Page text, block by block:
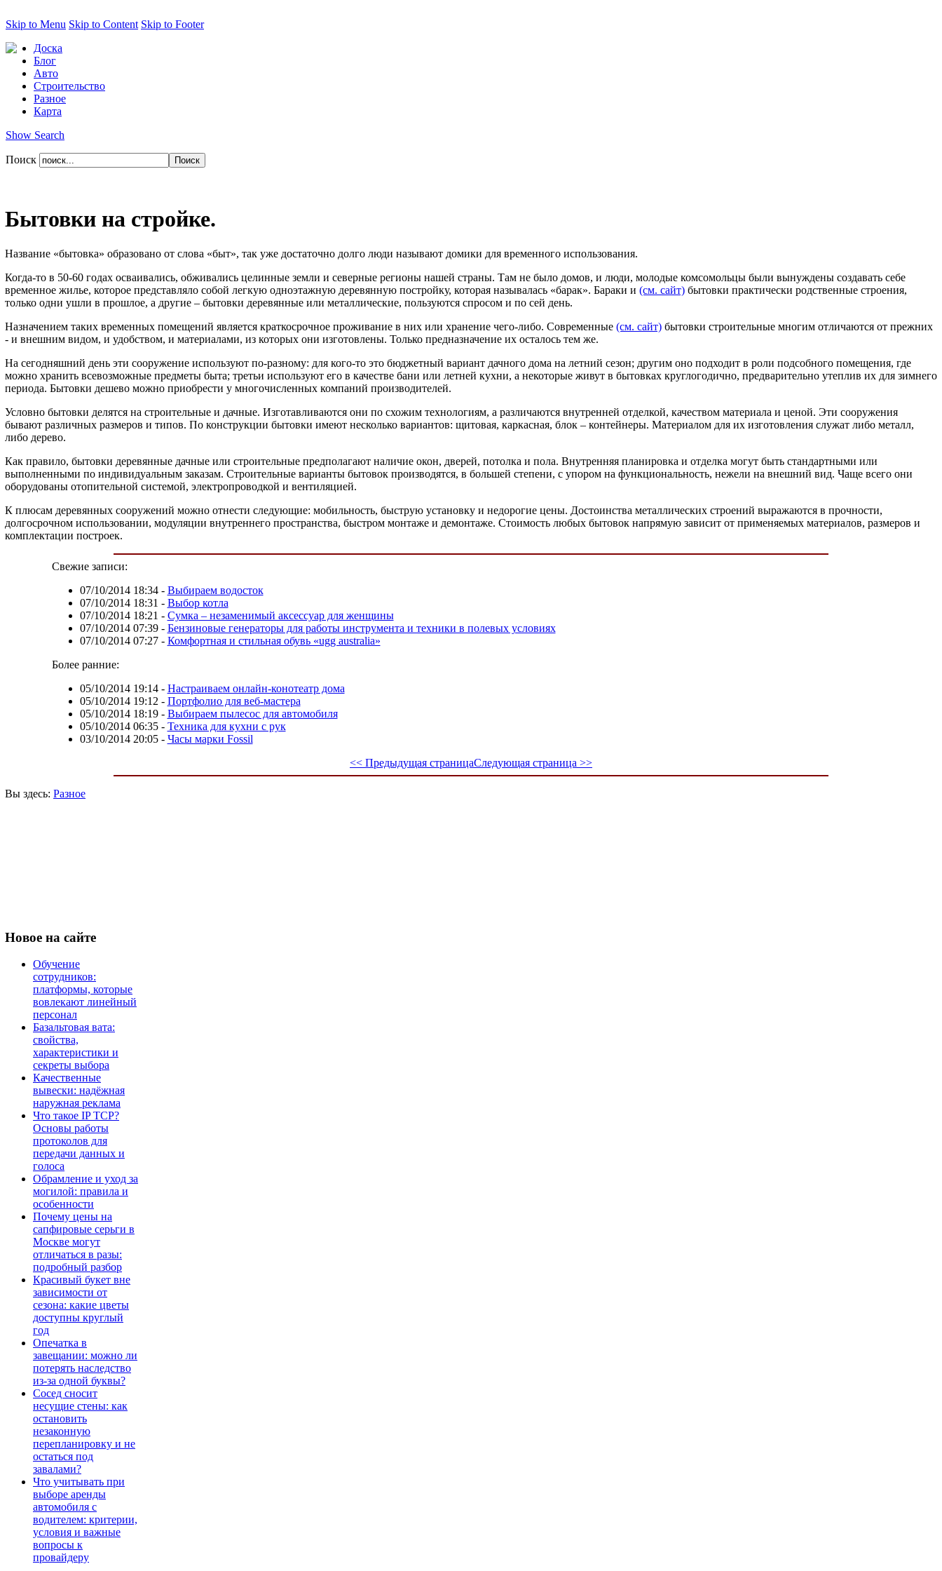
Skip to Menu Skip to Content Skip to Footer
Доска
Блог
Авто
Строительство
Разное
Карта
Show Search
Поиск
Бытовки на стройке.
Название «бытовка» образовано от слова «быт», так уже достаточно долго люди называют домики для временного использования.
Когда-то в 50-60 годах осваивались, обживались целинные земли и северные регионы нашей страны. Там не было домов, и люди, молодые комсомольцы были вынуждены создавать себе
временное жилье, которое представляло собой легкую одноэтажную деревянную постройку, которая называлась «барак». Бараки и (см. сайт) бытовки практически родственные строения,
только одни ушли в прошлое, а другие – бытовки деревянные или металлические, пользуются спросом и по сей день.
Назначением таких временных помещений является краткосрочное проживание в них или хранение чего-либо. Современные (см. сайт) бытовки строительные многим отличаются от прежних
- и внешним видом, и удобством, и материалами, из которых они изготовлены. Только предназначение их осталось тем же.
На сегодняшний день эти сооружение используют по-разному: для кого-то это бюджетный вариант дачного дома на летний сезон; другим оно подходит в роли подсобного помещения, где
можно хранить всевозможные предметы быта; третьи используют его в качестве бани или летней кухни, а некоторые живут в бытовках круглогодично, предварительно утеплив их для зимнего
периода. Бытовки дешево можно приобрести у многочисленных компаний производителей.
Условно бытовки делятся на строительные и дачные. Изготавливаются они по схожим технологиям, а различаются внутренней отделкой, качеством материала и ценой. Эти сооружения
бывают различных размеров и типов. По конструкции бытовки имеют несколько вариантов: щитовая, каркасная, блок – контейнеры. Материалом для их изготовления служат либо металл,
либо дерево.
Как правило, бытовки деревянные дачные или строительные предполагают наличие окон, дверей, потолка и пола. Внутренняя планировка и отделка могут быть стандартными или
выполненными по индивидуальным заказам. Строительные варианты бытовок производятся, в большей степени, с упором на функциональность, нежели на внешний вид. Чаще всего они
оборудованы отопительной системой, электропроводкой и вентиляцией.
К плюсам деревянных сооружений можно отнести следующие: мобильность, быструю установку и недорогие цены. Достоинства металлических строений выражаются в прочности,
долгосрочном использовании, модуляции внутреннего пространства, быстром монтаже и демонтаже. Стоимость любых бытовок напрямую зависит от применяемых материалов, размеров и
комплектации построек.
Свежие записи:
07/10/2014 18:34- Выбираем водосток
07/10/2014 18:31 - Выбор котла
07/10/2014 18:21 - Сумка – незаменимый аксессуар для женщины
07/10/2014 07:39- Бензиновые генераторы для работы инструмента и техники в полевых условиях
07/10/2014 07:27- Комфортная и стильная обувь «ugg australia»
Более ранние:
05/10/2014 19:14- Настраиваем онлайн-конотеатр дома
05/10/2014 19:12 - Портфолио для веб-мастера
05/10/2014 18:19- Выбираем пылесос для автомобиля
05/10/2014 06:35- Техника для кухни с рук
03/10/2014 20:05- Часы марки Fossil
<< Предыдущая страницаСледующая страница >>
Вы здесь: Разное
Новое на сайте
Обучение
сотрудников:
платформы, которые
вовлекают линейный
персонал
Базальтовая вата:
свойства,
характеристики и
секреты выбора
Качественные
вывески: надёжная
наружная реклама
Что такое IP TCP?
Основы работы
протоколов для
передачи данных и
голоса
Обрамление и уход за
могилой: правила и
особенности
Почему цены на
сапфировые серьги в
Москве могут
отличаться в разы:
подробный разбор
Красивый букет вне
зависимости от
сезона: какие цветы
доступны круглый
год
Опечатка в
завещании: можно ли
потерять наследство
из-за одной буквы?
Сосед сносит
несущие стены: как
остановить
незаконную
перепланировку и не
остаться под
завалами?
Что учитывать при
выборе аренды
автомобиля с
водителем: критерии,
условия и важные
вопросы к
провайдеру